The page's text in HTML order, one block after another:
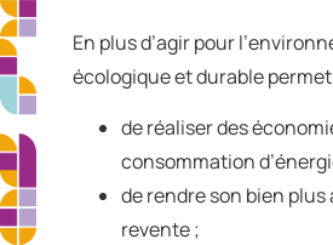
En plus d’agir pour
écologique et durable
de réaliser des
consommation
de rendre son bien
revente ;